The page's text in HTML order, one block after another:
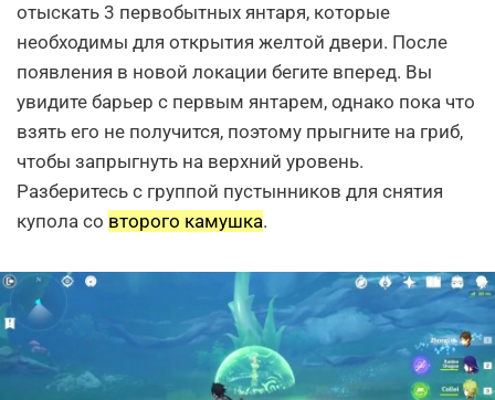
отыскать 3 первобытных янтаря, которые
необходимы для открытия желтой двери. После
появления в новой локации бегите вперед. Вы
увидите барьер с первым янтарем, однако пока что
взять его не получится, поэтому прыгните на гриб,
чтобы запрыгнуть на верхний уровень.
Разберитесь с группой пустынников для снятия
купола со второго камушка.